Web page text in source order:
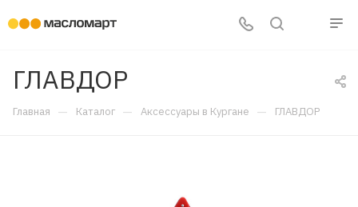
ГЛАВДОР
Главная — Каталог — Аксессуары в Кургане — ГЛАВДОР